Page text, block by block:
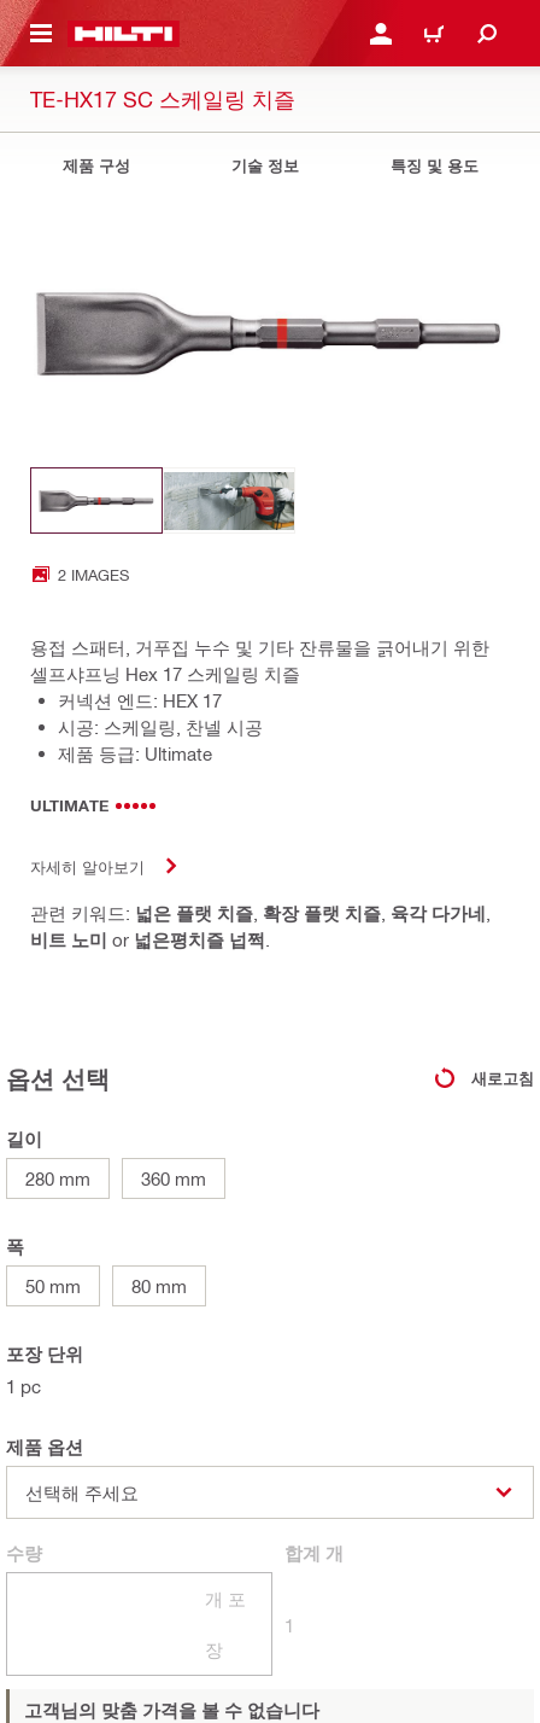
으로 건너뛰기 로그인 또는 회원가입
장바구니
TE-HX17 SC 스케일링 치즐
제품 구성 기술 정보 특징 및 용도
2 IMAGES
용접 스패터, 거푸집 누수 및 기타 잔류물을 긁어내기 위한
셀프샤프닝 Hex 17 스케일링 치즐
커넥션 엔드: HEX 17
시공: 스케일링, 찬넬 시공
제품 등급: Ultimate
ULTIMATE
자세히 알아보기
관련 키워드: 넓은 플랫 치즐 확장 플랫 치즐 육각 다가네
비트 노미 or 넓은평치즐 넙쩍
옵션 선택 새로고침
길이
280 mm
360 mm
폭
50 mm
80 mm
포장 단위
1 pc
제품 옵션
선택해 주세요
수량
개 포
장
합계 개
1
고객님의 맞춤 가격을 볼 수 없습니다